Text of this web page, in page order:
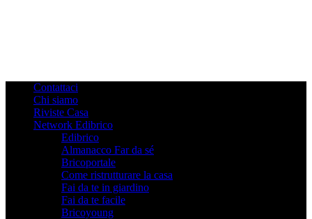
Contattaci
Chi siamo
Riviste Casa
Network Edibrico
Edibrico
Almanacco Far da sé
Bricoportale
Come ristrutturare la casa
Fai da te in giardino
Fai da te facile
Bricoyoung